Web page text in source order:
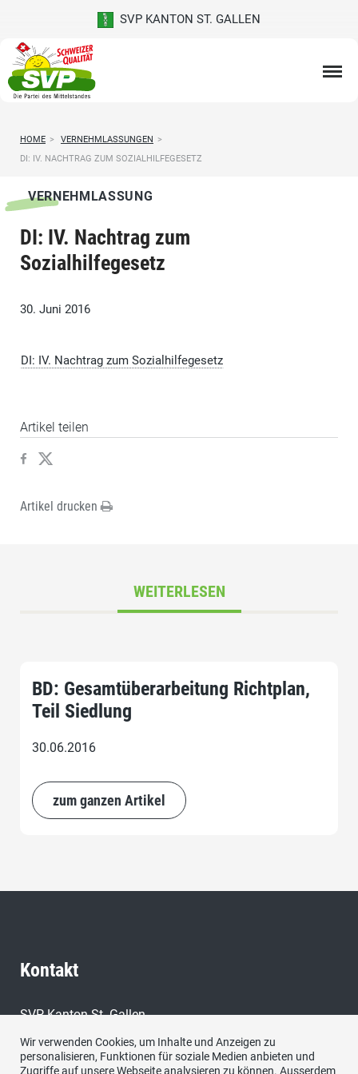
SVP KANTON ST. GALLEN
HOME > VERNEHMLASSUNGEN >
DI: IV. NACHTRAG ZUM SOZIALHILFEGESETZ
VERNEHMLASSUNG
DI: IV. Nachtrag zum
Sozialhilfegesetz
30. Juni 2016
DI: IV. Nachtrag zum Sozialhilfegesetz
Artikel teilen
Artikel drucken
WEITERLESEN
BD: Gesamtüberarbeitung Richtplan,
Teil Siedlung
30.06.2016
zum ganzen Artikel
Kontakt
SVP Kanton St. Gallen,
9000 St. Gallen
E-Mail:
Wir verwenden Cookies, um Inhalte und Anzeigen zu
personalisieren, Funktionen für soziale Medien anbieten und
Zugriffe auf unsere Webseite analysieren zu können. Ausserdem